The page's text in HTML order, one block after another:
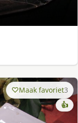
Maak favoriet3
👍